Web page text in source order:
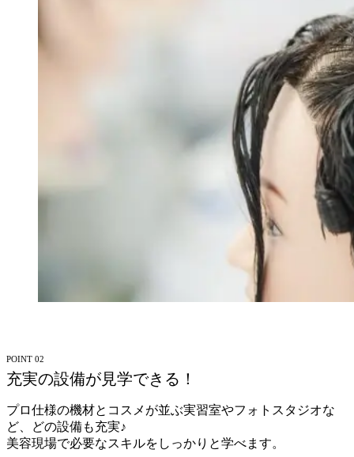
POINT 02
充実の設備が見学できる！
プロ仕様の機材とコスメが並ぶ実習室やフォトスタジオな
ど、どの設備も充実♪
美容現場で必要なスキルをしっかりと学べます。